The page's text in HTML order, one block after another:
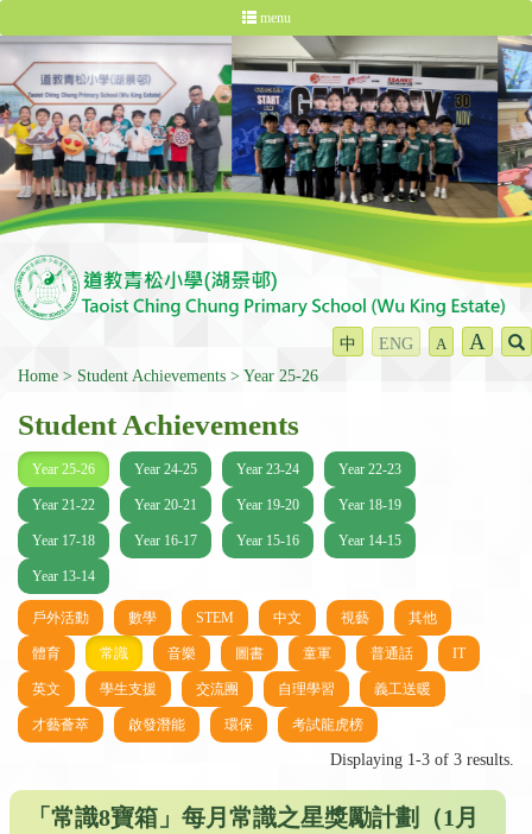
menu
中 ENG A A
Home Student Achievements Year 25-26
Student Achievements
Year 25-26 Year 24-25 Year 23-24 Year 22-23
Year 21-22 Year 20-21 Year 19-20 Year 18-19
Year 17-18 Year 16-17 Year 15-16 Year 14-15
Year 13-14
戶外活動 數學 STEM 中文 視藝 其他
體育 常識 音樂 圖書 童軍 普通話 IT
英文 學生支援 交流團 自理學習 義工送暖
才藝薈萃 啟發潛能 環保 考試龍虎榜
Displaying 1-3 of 3 results.
「常識8寶箱」每月常識之星獎勵計劃（1月